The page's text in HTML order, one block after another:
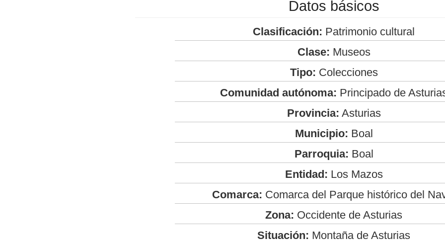
Datos básicos
Clasificación: Patrimonio cultural
Clase: Museos
Tipo: Colecciones
Comunidad autónoma: Principado de
Provincia: Asturias
Municipio: Boal
Parroquia: Boal
Entidad: Los Mazos
Comarca: Comarca del Parque histórico del
Zona: Occidente de Asturias
Situación: Montaña de Asturias